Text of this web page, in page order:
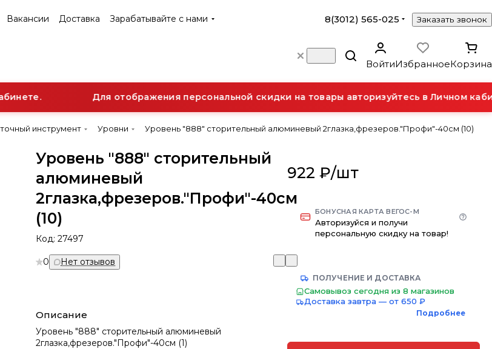
Вакансии Доставка Зарабатывайте с нами 8(3012) 565-025 Заказать звонок
ВойтиИзбранноеКорзина
Для отображения персональной скидки на товары авторизуйтесь в Личном
инструмент Уровни Уровень "888" сторительный алюминевый 2глазка,фрезеров."Профи"-40см (10)
Уровень "888" сторительный
алюминевый
2глазка,фрезеров."Профи"-40см
(10)
Код:27497
0 Нет отзывов
Описание
Уровень "888" сторительный алюминевый
2глазка,фрезеров."Профи"-40см (1)
922 ₽/шт
БОНУСНАЯ КАРТА ВЕГОС-М
Авторизуйся и получи
персональную скидку на товар!
ПОЛУЧЕНИЕ И ДОСТАВКА
Самовывоз сегодня из 8 магазинов
Доставка завтра — от 650 ₽
Подробнее